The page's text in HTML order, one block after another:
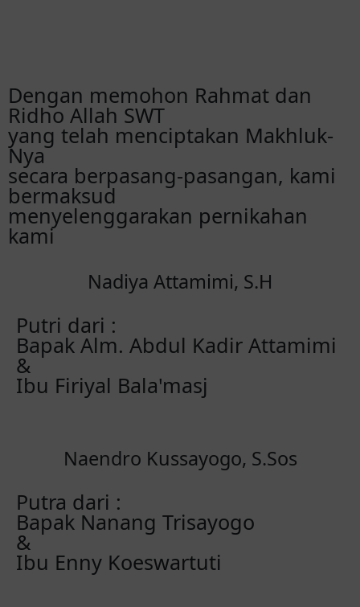
Dengan memohon Rahmat dan
Ridho Allah SWT
yang telah menciptakan Makhluk-
Nya
secara berpasang-pasangan, kami
bermaksud
menyelenggarakan pernikahan
kami
Nadiya Attamimi, S.H
Putri dari :
Bapak Alm. Abdul Kadir Attamimi
&
Ibu Firiyal Bala'masj
Naendro Kussayogo, S.Sos
Putra dari :
Bapak Nanang Trisayogo
&
Ibu Enny Koeswartuti